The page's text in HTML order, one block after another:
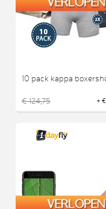
10 pack kappa
€ 124,75 +